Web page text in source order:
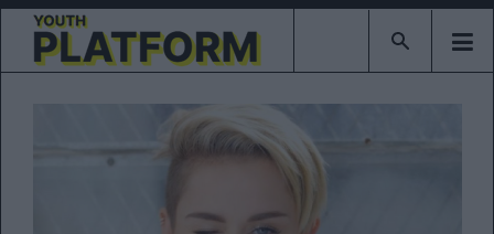
Type 2 or